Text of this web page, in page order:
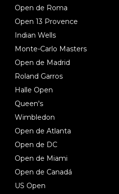
Open de Roma
Open 13 Provence
Indian Wells
Monte-Carlo Masters
Open de Madrid
Roland Garros
Halle Open
Queen's
Wimbledon
Open de Atlanta
Open de DC
Open de Miami
Open de Canadá
US Open